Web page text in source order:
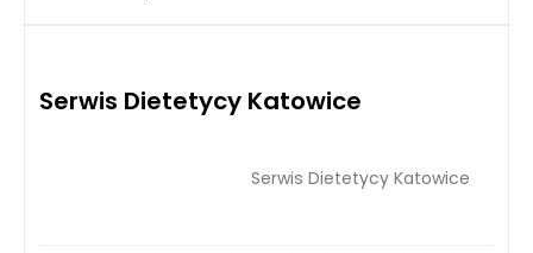
Serwis Dietetycy Katowice
Serwis Dietetycy Katowice